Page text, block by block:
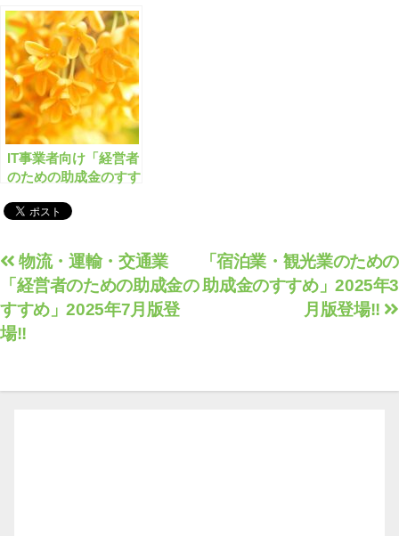
助成金・補助金「全
552件」はこちら！
IT事業者向け「経営者
のための助成金のすす
投
稿
ナ
ビ
「宿泊業・観光業のための
助成金のすすめ」2025年3
月版登場!!
物流・運輸・交通業
「経営者のための助成金の
すすめ」2025年7月版登
場!!